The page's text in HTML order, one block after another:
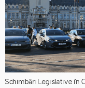
Schimbări Legislative în